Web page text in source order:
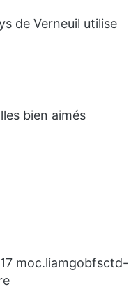
de Verneuil utilise
bien aimés
moc.liamgobfsctd-